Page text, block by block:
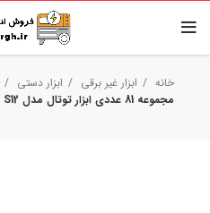
خانه ابزار غیر برقی ابزار دستی
مجموعه 81 عددی ابزار توتال مدل S12